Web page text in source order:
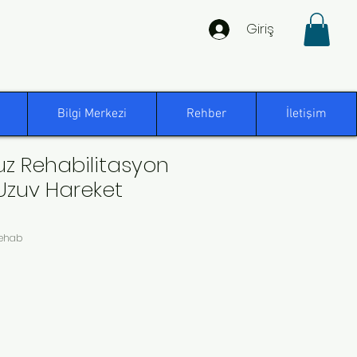
Giriş
Bilgi Merkezi Rehber İletişim
Rehabilitasyon
Hareket